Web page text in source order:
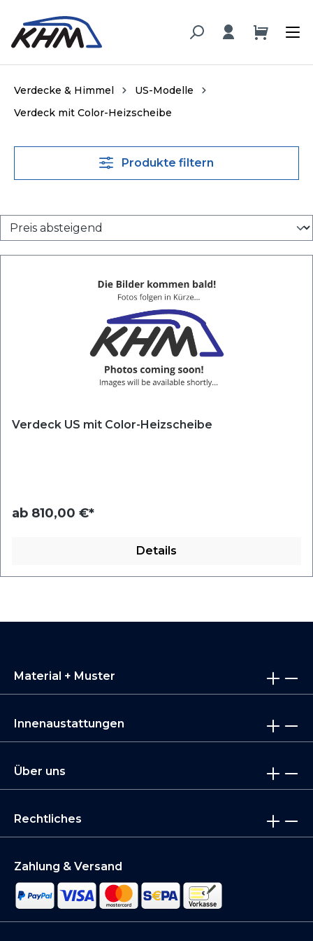
springen
Verdecke & Himmel
US-Modelle
Verdeck mit Color-Heizscheibe
Produkte filtern
Verdeck US mit Color-Heizscheibe
ab 810,00 €*
Details
Material + Muster
Innenaustattungen
Über uns
Rechtliches
Zahlung & Versand